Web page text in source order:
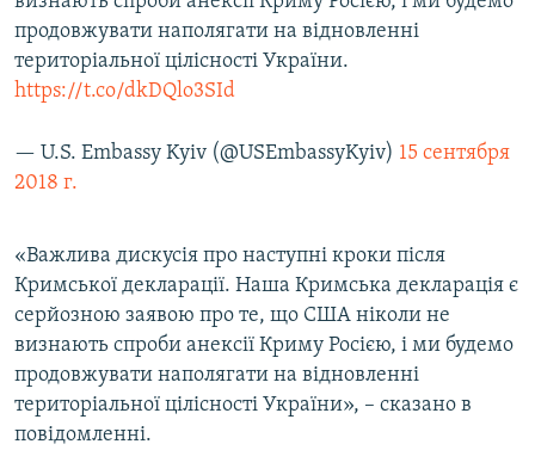
продовжувати наполягати на відновленні
територіальної цілісності України.
https://t.co/dkDQlo3SId
— U.S. Embassy Kyiv (@USEmbassyKyiv) 15 сентября
2018 г.
«Важлива дискусія про наступні кроки після
Кримської декларації. Наша Кримська декларація є
серйозною заявою про те, що США ніколи не
визнають спроби анексії Криму Росією, і ми будемо
продовжувати наполягати на відновленні
територіальної цілісності України», – сказано в
повідомленні.